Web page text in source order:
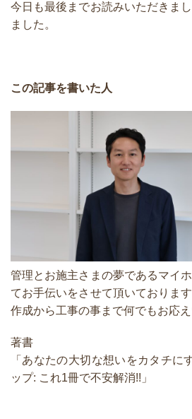
今日も最後までお読みいただきま
ました。
この記事を書いた人
管理とお施主さまの夢であるマイ
てお手伝いをさせて頂いておりま
作成から工事の事まで何でもお応え
著書
「あなたの大切な想いをカタチに
ップ: これ1冊で不安解消!!」